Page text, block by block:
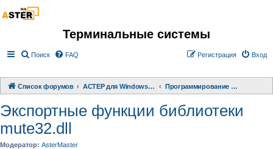
Терминальные системы
Поиск FAQ Вход
Регистрация
Список форумов АСТЕР для Windows 2000/XP/ 7/ 8/ 10 Программирование терминальных систем
Экспортные функции библиотеки
mute32.dll
Модератор: AsterMaster